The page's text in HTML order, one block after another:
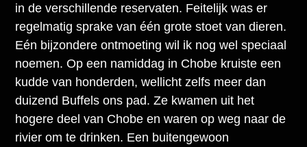
in de verschillende reservaten. Feitelijk was er
regelmatig sprake van één grote stoet van dieren.
Eén bijzondere ontmoeting wil ik nog wel speciaal
noemen. Op een namiddag in Chobe kruiste een
kudde van honderden, wellicht zelfs meer dan
duizend Buffels ons pad. Ze kwamen uit het
hogere deel van Chobe en waren op weg naar de
rivier om te drinken. Een buitengewoon